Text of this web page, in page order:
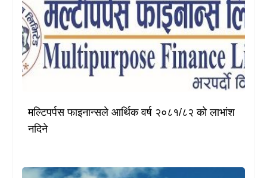
मल्टिपर्पस फाइनान्सले आर्थिक वर्ष २०८१/८२ को लाभांश
नदिने